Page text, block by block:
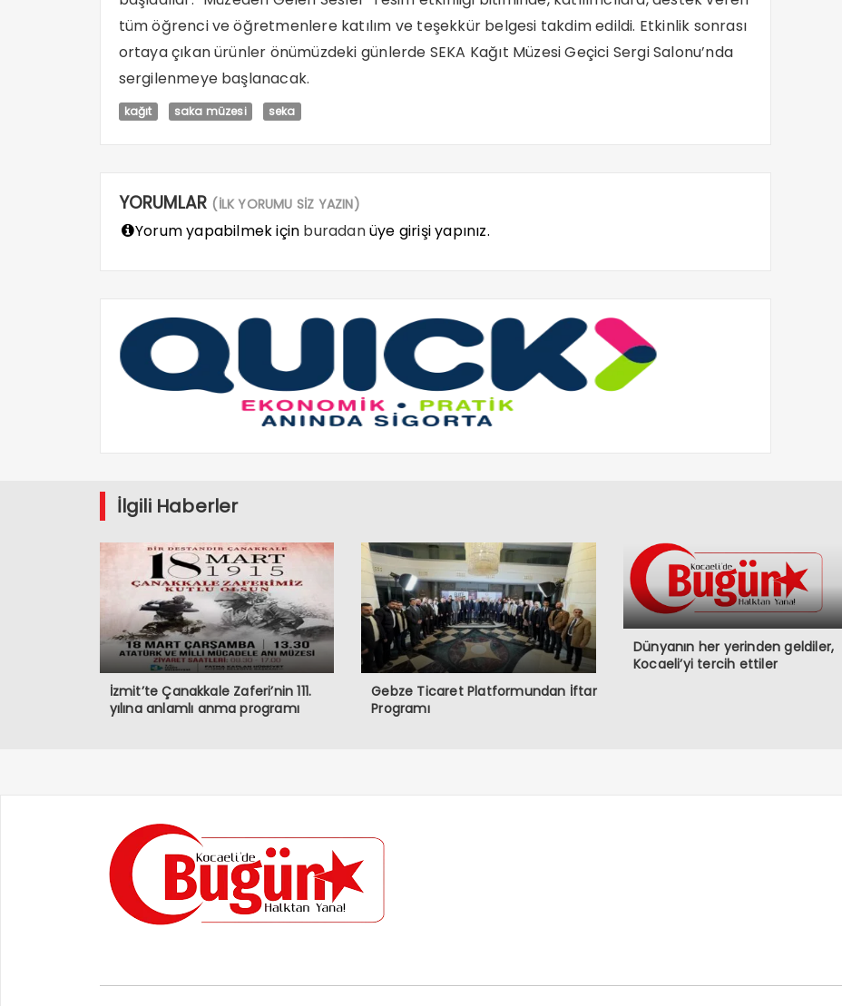
tüm öğrenci ve öğretmenlere katılım ve teşekkür belgesi takdim edildi. Etkinlik sonrası
ortaya çıkan ürünler önümüzdeki günlerde SEKA Kağıt Müzesi Geçici Sergi Salonu’nda
sergilenmeye başlanacak.
kağıt saka müzesi seka
YORUMLAR (İLK YORUMU SİZ YAZIN)
Yorum yapabilmek için buradanüye girişi yapınız.
İlgili Haberler
İzmit’te Çanakkale Zaferi’nin 111.
yılına anlamlı anma programı
Gebze Ticaret Platformundan İftar
Programı
Dünyanın her yerinden geldiler,
Kocaeli’yi tercih ettiler